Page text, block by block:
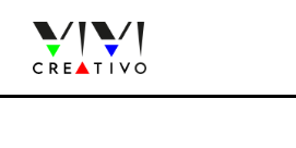
contenuto